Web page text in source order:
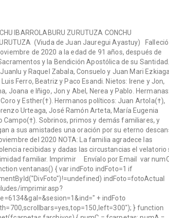
IBARROLABURU ZURUTUZA CONCHU
(Viuda de Juan Jauregui Ayastuy) Falleció
de 2020 a la edad de 91 años, después de
y la Bendición Apostólica de su
Juanlu y Raquel Zabala, Consuelo y Juan Mari
Ferro, Beatriz y Paco Esandi. Nietos: Irene y Jon,
Joana e Iñigo, Jon y Abel, Nerea y Pablo. Hermanas:
y Esther(†). Hermanos políticos: Juan Artola(†),
Urteaga, José Ramón Arteta, María Eugenia
Campo(†). Sobrinos, primos y demás familiares, y
a sus amistades una oración por su eterno
del 2020 NOTA: La familia agradece las
recibidas y dadas las circustancias el velatorio
familiar. Imprimir Envíalo por Email var
ventanas() { var indFoto indFoto=1 if
indFoto=fotoActual
imprimir.asp?
+ indFoto
} function